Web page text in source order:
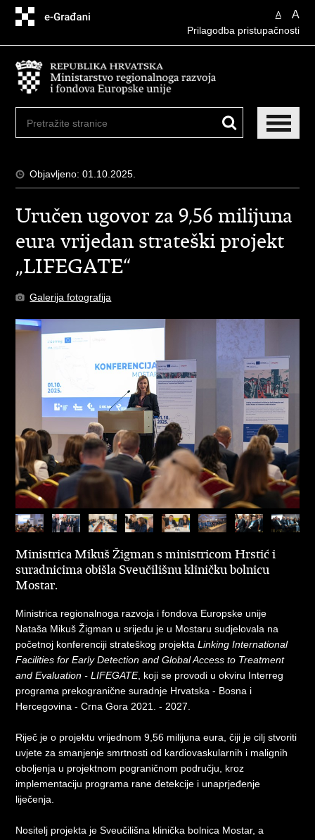
sadržaj
A A
Prilagodba pristupačnosti
Objavljeno: 01.10.2025.
Uručen ugovor za 9,56 milijuna
eura vrijedan strateški projekt
„LIFEGATE“
Galerija fotografija
Ministrica Mikuš Žigman s ministricom Hrstić i
suradnicima obišla Sveučilišnu kliničku bolnicu
Mostar.
Ministrica regionalnoga razvoja i fondova Europske unije
Nataša Mikuš Žigman u srijedu je u Mostaru sudjelovala na
početnoj konferenciji strateškog projektaLinking International
Facilities for Early Detection and Global Access to Treatment
and Evaluation - LIFEGATE, koji se provodi u okviru Interreg
programa prekogranične suradnje Hrvatska - Bosna i
Hercegovina - Crna Gora 2021. - 2027.
Riječ je o projektu vrijednom 9,56 milijuna eura, čiji je cilj stvoriti
uvjete za smanjenje smrtnosti od kardiovaskularnih i malignih
oboljenja u projektnom pograničnom području, kroz
implementaciju programa rane detekcije i unaprjeđenje
liječenja.
Nositelj projekta je Sveučilišna klinička bolnica Mostar, a